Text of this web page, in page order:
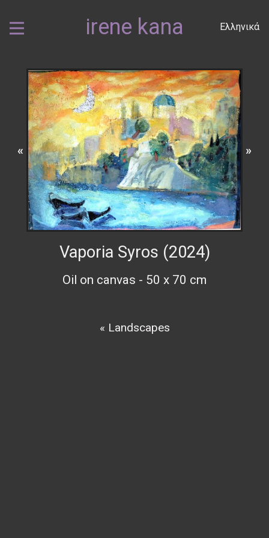
irene kana Ελληνικά
« »
Vaporia Syros (2024)
Oil on canvas - 50 x 70 cm
« Landscapes